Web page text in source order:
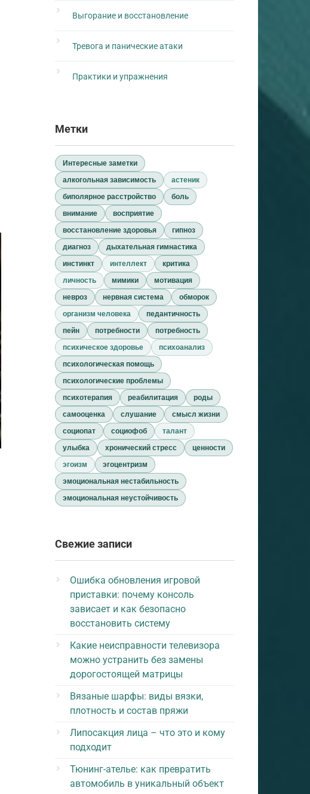
Выгорание и восстановление
Тревога и панические атаки
Практики и упражнения
Метки
Интересные заметки
алкогольная зависимость
астеник
биполярное расстройство
боль
внимание
восприятие
восстановление здоровья
гипноз
диагноз
дыхательная гимнастика
инстинкт
интеллект
критика
личность
мимики
мотивация
невроз
нервная система
обморок
организм человека
педантичность
пейн
потребности
потребность
психическое здоровье
психоанализ
психологическая помощь
психологические проблемы
психотерапия
реабилитация
роды
самооценка
слушание
смысл жизни
социопат
социофоб
талант
улыбка
хронический стресс
ценности
эгоизм
эгоцентризм
эмоциональная нестабильность
эмоциональная неустойчивость
Свежие записи
Ошибка обновления игровой
приставки: почему консоль
зависает и как безопасно
восстановить систему
Какие неисправности телевизора
можно устранить без замены
дорогостоящей матрицы
Вязаные шарфы: виды вязки,
плотность и состав пряжи
Липосакция лица – что это и кому
подходит
Тюнинг-ателье: как превратить
автомобиль в уникальный объект